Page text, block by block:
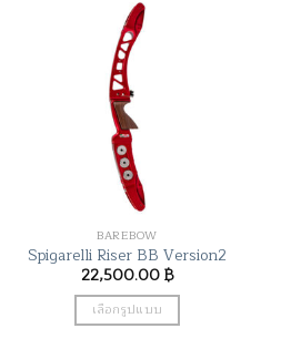
BAREBOW
Spigarelli Riser BB Version2
22,500.00฿
เลือกรูปแบบ